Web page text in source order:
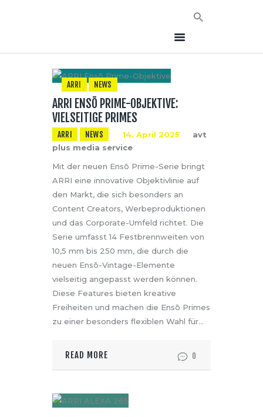
HOME
NEWS
AVT EVENTS
ÜBER AVT
KONTAKT
ARRI NEWS
ARRI ENSŌ PRIME-OBJEKTIVE:
VIELSEITIGE PRIMES
ARRI NEWS 14. April 2025
avt
plus media service
Mit der neuen Ensō Prime-Serie bringt
ARRI eine innovative Objektivlinie auf
den Markt, die sich besonders an
Content Creators, Werbeproduktionen
und das Corporate-Umfeld richtet. Die
Serie umfasst 14 Festbrennweiten von
10,5 mm bis 250 mm, die durch die
neuen Ensō-Vintage-Elemente
vielseitig angepasst werden können.
Diese Features bieten kreative
Freiheiten und machen die Ensō Primes
zu einer besonders flexiblen Wahl für…
READ MORE 0